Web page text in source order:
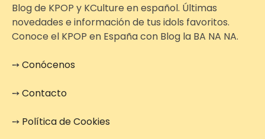
Blog de KPOP y KCulture en español. Últimas
novedades e información de tus idols favoritos.
Conoce el KPOP en España con Blog la BA NA NA.
➙Conócenos
➙Contacto
➙ Política de Cookies